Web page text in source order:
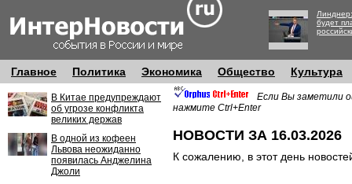
будет
Главное Политика Экономика Общество Культура
В Китае предупреждают
об угрозе конфликта
великих держав
В одной из кофеен
Львова неожиданно
появилась Анджелина
Джоли
Если Вы заметили
нажмите Ctrl+Enter
НОВОСТИ ЗА 16.03.2026
К сожалению, в этот день